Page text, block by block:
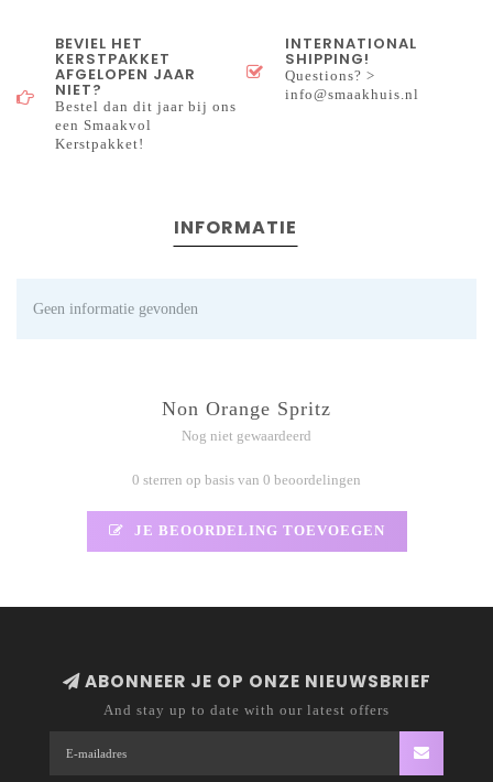
BEVIEL HET
KERSTPAKKET
AFGELOPEN JAAR
NIET?
Bestel dan dit jaar bij ons
een Smaakvol
Kerstpakket!
INTERNATIONAL
SHIPPING!
Questions? >
info@smaakhuis.nl
INFORMATIE
Geen informatie gevonden
Non Orange Spritz
Nog niet gewaardeerd
0 sterren op basis van 0 beoordelingen
JE BEOORDELING TOEVOEGEN
ABONNEER JE OP ONZE NIEUWSBRIEF
And stay up to date with our latest offers